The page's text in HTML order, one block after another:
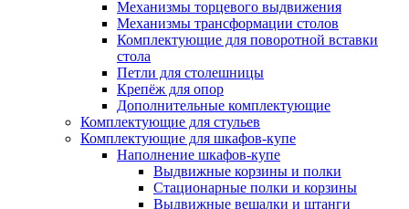
Механизмы торцевого выдвижения
Механизмы трансформации столов
Комплектующие для поворотной вставки
стола
Петли для столешницы
Крепёж для опор
Дополнительные комплектующие
Комплектующие для стульев
Комплектующие для шкафов-купе
Наполнение шкафов-купе
Выдвижные корзины и полки
Стационарные полки и корзины
Выдвижные вешалки и штанги